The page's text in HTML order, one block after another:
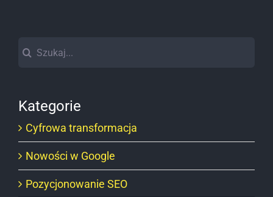
Kategorie
Cyfrowa transformacja
Nowości w Google
Pozycjonowanie SEO